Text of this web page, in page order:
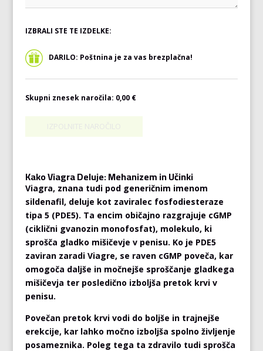
IZBRALI STE TE IZDELKE:
DARILO: Poštnina je za vas brezplačna!
Skupni znesek naročila: 0,00 €
Kako Viagra Deluje: Mehanizem in Učinki
Viagra, znana tudi pod generičnim imenom
sildenafil, deluje kot zaviralec fosfodiesteraze
tipa 5 (PDE5). Ta encim običajno razgrajuje cGMP
(ciklični gvanozin monofosfat), molekulo, ki
sprošča gladko mišičevje v penisu. Ko je PDE5
zaviran zaradi Viagre, se raven cGMP poveča, kar
omogoča daljše in močnejše sproščanje gladkega
mišičevja ter posledično izboljša pretok krvi v
penisu.
Povečan pretok krvi vodi do boljše in trajnejše
erekcije, kar lahko močno izboljša spolno življenje
posameznika. Poleg tega ta zdravilo tudi sprošča